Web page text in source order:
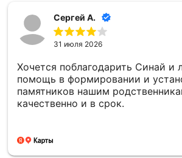
Сергей А.
31 июля 2026
Хочется поблагодарить Синай и
помощь в формировании и
памятников нашим
качественно и в срок.